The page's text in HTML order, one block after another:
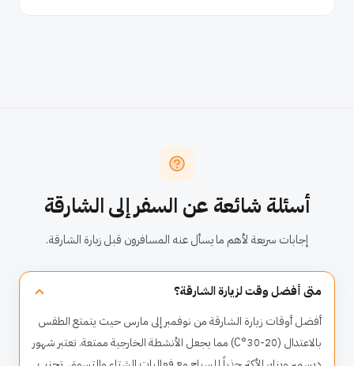
أسئلة شائعة عن السفر إلى الشارقة
إجابات سريعة لأهم ما يسأل عنه المسافرون قبل زيارة الشارقة.
متى أفضل وقت لزيارة الشارقة؟
أفضل أوقات زيارة الشارقة من نوفمبر إلى مارس حيث يتمتع الطقس
بالاعتدال (20-30°C) مما يجعل الأنشطة الخارجية ممتعة. تعتبر شهور